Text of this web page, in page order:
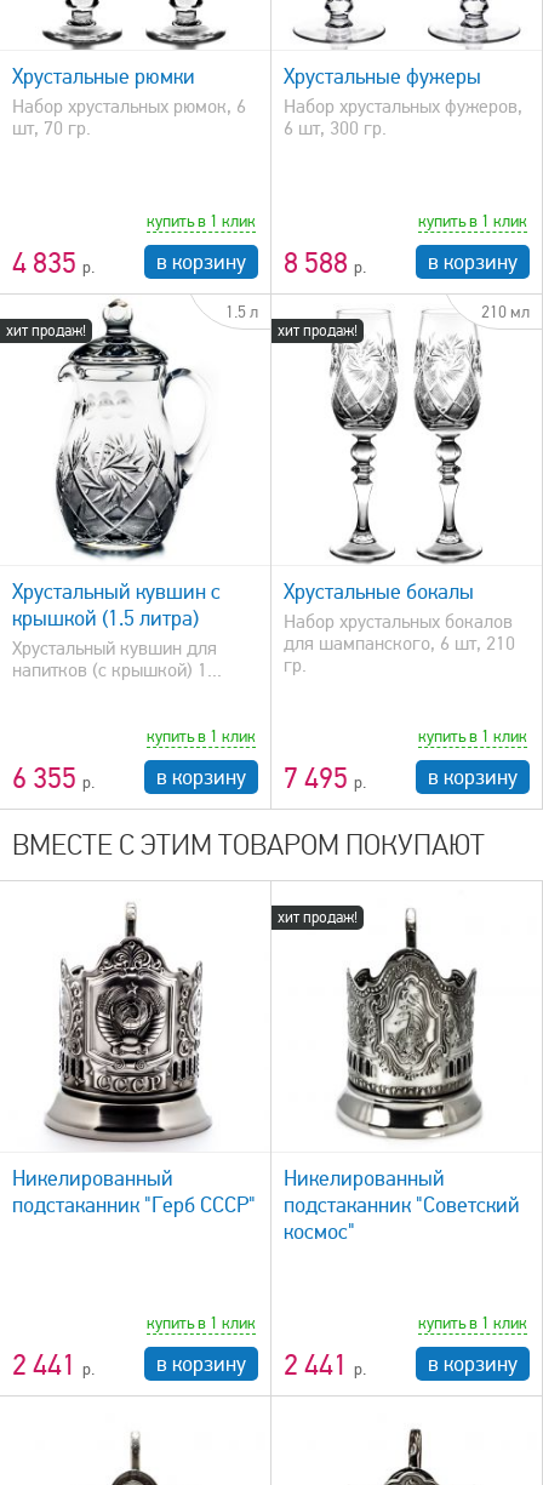
Хрустальные рюмки
Набор хрустальных рюмок, 6
шт, 70 гр.
4 835
купить в 1 клик
в корзину
быстрый просмотр
Хрустальные фужеры
Набор хрустальных фужеров,
6 шт, 300 гр.
8 588
купить в 1 клик
в корзину
хит продаж!
1.5 л
Хрустальный кувшин с
крышкой (1.5 литра)
Хрустальный кувшин для
напитков (с крышкой) 1...
6 355
купить в 1 клик
в корзину
хит продаж!
210 мл
быстрый просмотр
Хрустальные бокалы
Набор хрустальных бокалов
для шампанского, 6 шт, 210
гр.
7 495
купить в 1 клик
в корзину
ВМЕСТЕ С ЭТИМ ТОВАРОМ ПОКУПАЮТ
Никелированный
подстаканник "Герб СССР"
2 441
купить в 1 клик
в корзину
хит продаж!
быстрый просмотр
Никелированный
подстаканник "Советский
космос"
2 441
купить в 1 клик
в корзину